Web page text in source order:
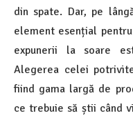
din spate. Dar, pe
element esențial
expunerii la soare
Alegerea celei
fiind gama largă de
ce trebuie să știi când